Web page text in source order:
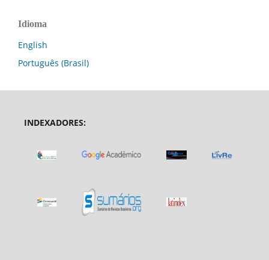
Idioma
English
Português (Brasil)
INDEXADORES: